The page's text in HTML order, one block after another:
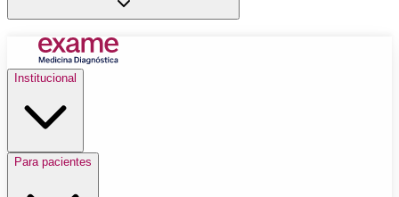
Institucional
Para pacientes